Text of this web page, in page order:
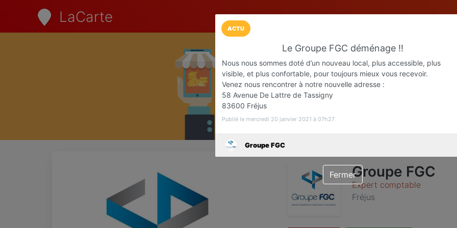
LaCarte
Installez l'App LaCarte
Téléchargez gratuitement l'app LaCarte
commerces favoris et ne rien rater !
Groupe FGC
Expert comptable
Fréjus
ACTU
Le Groupe FGC déménage !!
Nous nous sommes doté d’un nouveau local, plus accessible, plus
visible, et plus confortable, pour toujours mieux vous recevoir.
Venez nous rencontrer à notre nouvelle adresse :
58 Avenue De Lattre de Tassigny
83600 Fréjus
Publié le mercredi 20 janvier 2021 à 07h27
Groupe FGC
Fermer